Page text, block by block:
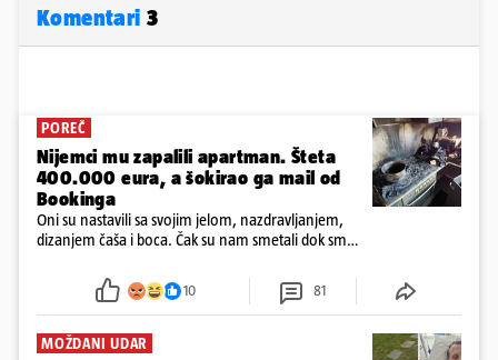
Komentari 3
POREČ
Nijemci mu zapalili apartman. Šteta
400.000 eura, a šokirao ga mail od
Bookinga
Oni su nastavili sa svojim jelom, nazdravljanjem,
dizanjem čaša i boca. Čak su nam smetali dok smo
požar, rekao je vlasnik
10 81
MOŽDANI UDAR